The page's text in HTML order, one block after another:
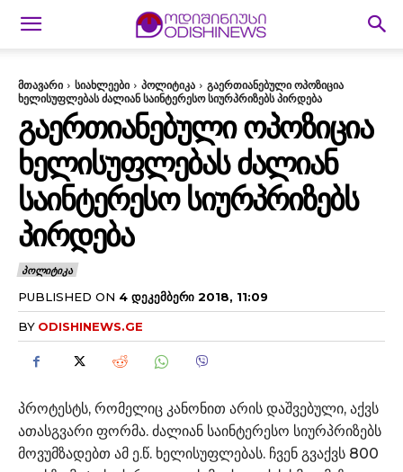
მთავარი სიახლეები პოლიტიკა
გაერთიანებული ოპოზიცია
ხელისუფლებას ძალიან საინტერესო სიურპრიზებს პირდება
ᲒᲐᲔᲠᲗᲘᲐᲜᲔᲑᲣᲚᲘ ᲝᲞᲝᲖᲘᲪᲘᲐ
ᲮᲔᲚᲘᲡᲣᲤᲚᲔᲑᲐᲡ ᲫᲐᲚᲘᲐᲜ
ᲡᲐᲘᲜᲢᲔᲠᲔᲡᲝ ᲡᲘᲣᲠᲞᲠᲘᲖᲔᲑᲡ
ᲞᲘᲠᲓᲔᲑᲐ
ᲞᲝᲚᲘᲢᲘᲙᲐ
PUBLISHED ON 4 ᲓᲔᲙᲔᲛᲑᲔᲠᲘ 2018, 11:09
BY ODISHINEWS.GE
პროტესტს, რომელიც კანონით არის დაშვებული, აქვს
ათასგვარი ფორმა. ძალიან საინტერესო სიურპრიზებს
მოვუმზადებთ ამ ე.წ. ხელისუფლებას. ჩვენ გვაქვს 800